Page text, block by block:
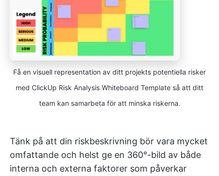
Få en visuell representation av ditt projekts potentiella risker
med ClickUp Risk Analysis Whiteboard Template så att ditt
team kan samarbeta för att minska riskerna.
Tänk på att din riskbeskrivning bör vara mycket
omfattande och helst ge en 360°-bild av både
interna och externa faktorer som påverkar